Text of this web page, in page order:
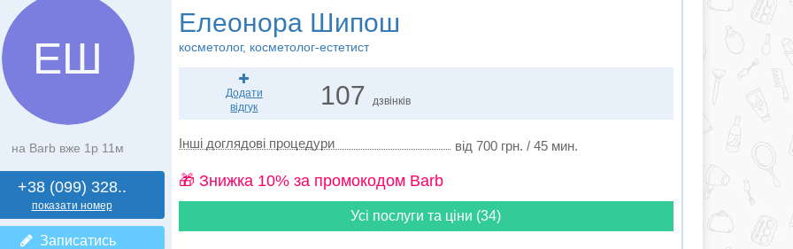
ЕШ
на Barb вже 1р 11м
+38 (099) 328..
показати номер
Записатись
Елеонора Шипош
косметолог, косметолог-естетист
Додати
відгук
107 дзвінків
Інші доглядові процедури від 700 грн. / 45 мин.
🎁 Знижка 10% за промокодом Barb
Усі послуги та ціни (34)